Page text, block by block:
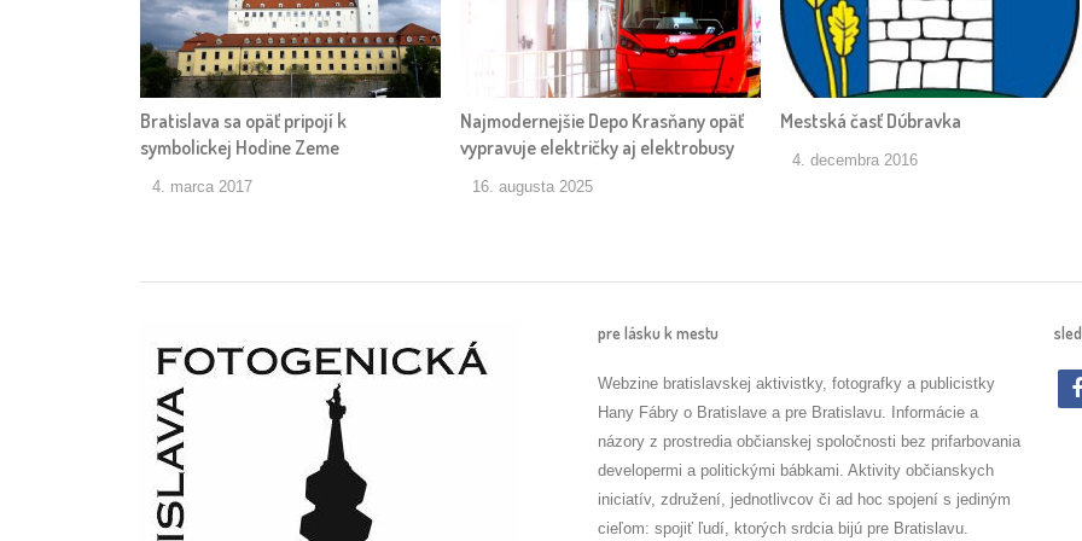
Bratislava sa opäť pripojí k
symbolickej Hodine Zeme
4. marca 2017
Najmodernejšie Depo Krasňany opäť
vypravuje električky aj elektrobusy
16. augusta 2025
Mestská časť Dúbravka
4. decembra 2016
pre lásku k mestu
Webzine bratislavskej aktivistky, fotografky a publicistky
Hany Fábry o Bratislave a pre Bratislavu. Informácie a
názory z prostredia občianskej spoločnosti bez prifarbovania
developermi a politickými bábkami. Aktivity občianskych
iniciatív, združení, jednotlivcov či ad hoc spojení s jediným
cieľom: spojiť ľudí, ktorých srdcia bijú pre Bratislavu.